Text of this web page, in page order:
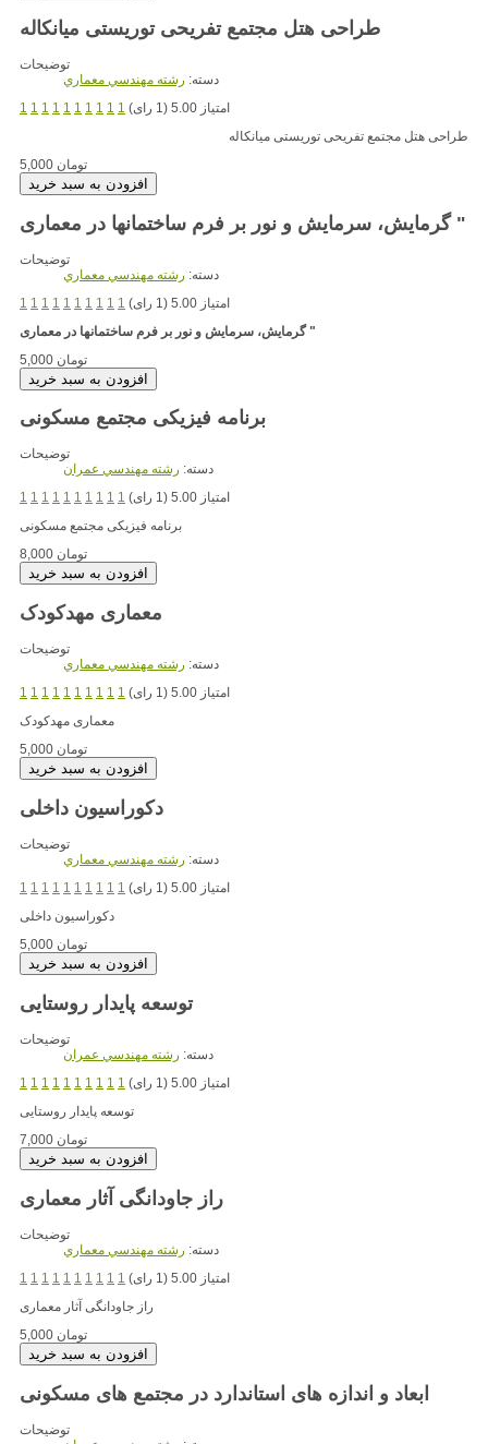
طراحی هتل مجتمع تفریحی توریستی میانکاله
توضیحات
دسته: رشته مهندسي معماري
1 1 1 1 1 1 1 1 1 1
امتیاز 5.00 (1 رای)
طراحی هتل مجتمع تفریحی توریستی میانکاله
5,000 تومان
گرمایش، سرمایش و نور بر فرم ساختمانها در معماری "
توضیحات
دسته: رشته مهندسي معماري
1 1 1 1 1 1 1 1 1 1
امتیاز 5.00 (1 رای)
گرمایش، سرمایشو نور بر فرم ساختمانها در معماری "
5,000 تومان
برنامه فیزیکی مجتمع مسکونی
توضیحات
دسته: رشته مهندسي عمران
1 1 1 1 1 1 1 1 1 1
امتیاز 5.00 (1 رای)
8,000 تومان
معماری مهدکودک
توضیحات
دسته: رشته مهندسي معماري
1 1 1 1 1 1 1 1 1 1
امتیاز 5.00 (1 رای)
معماری مهدکودک
5,000 تومان
دکوراسیون داخلی
توضیحات
دسته: رشته مهندسي معماري
1 1 1 1 1 1 1 1 1 1
امتیاز 5.00 (1 رای)
5,000 تومان
توسعه پایدار روستایی
توضیحات
دسته: رشته مهندسي عمران
1 1 1 1 1 1 1 1 1 1
امتیاز 5.00 (1 رای)
توسعه پایدار روستایی
7,000 تومان
راز جاودانگی آثار معماری
توضیحات
دسته: رشته مهندسي معماري
1 1 1 1 1 1 1 1 1 1
امتیاز 5.00 (1 رای)
راز جاودانگی آثار معماری
5,000 تومان
ابعاد و اندازه های استاندارد در مجتمع های مسکونی
توضیحات